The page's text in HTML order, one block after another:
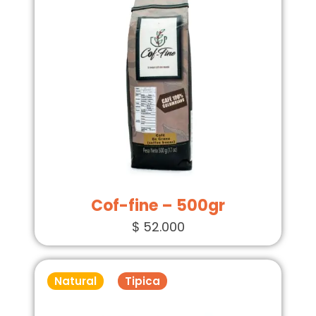
Cof-fine – 500gr
$ 52.000
Natural Tipica